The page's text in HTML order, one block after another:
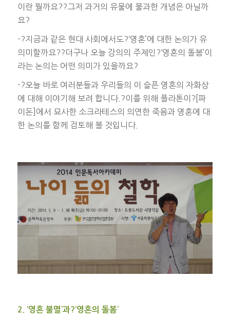
이란 뭘까요??그저 과거의 유물에 불과한 개념은 아닐까
요?
-?지금과 같은 현대 사회에서도?‘영혼’에 대한 논의가 유
의미할까요??더구나 오늘 강의의 주제인?‘영혼의 돌봄’이
라는 논의는 어떤 의미가 있을까요?
-?오늘 바로 여러분들과 우리들의 이 슬픈 영혼의 자화상
에 대해 이야기해 보려 합니다.?이를 위해 플라톤이?[파
이돈]에서 묘사한 소크라테스의 의연한 죽음과 영혼에 대
한 논의를 함께 검토해 볼 것입니다.
2. ‘영혼 불멸’과?‘영혼의 돌봄’